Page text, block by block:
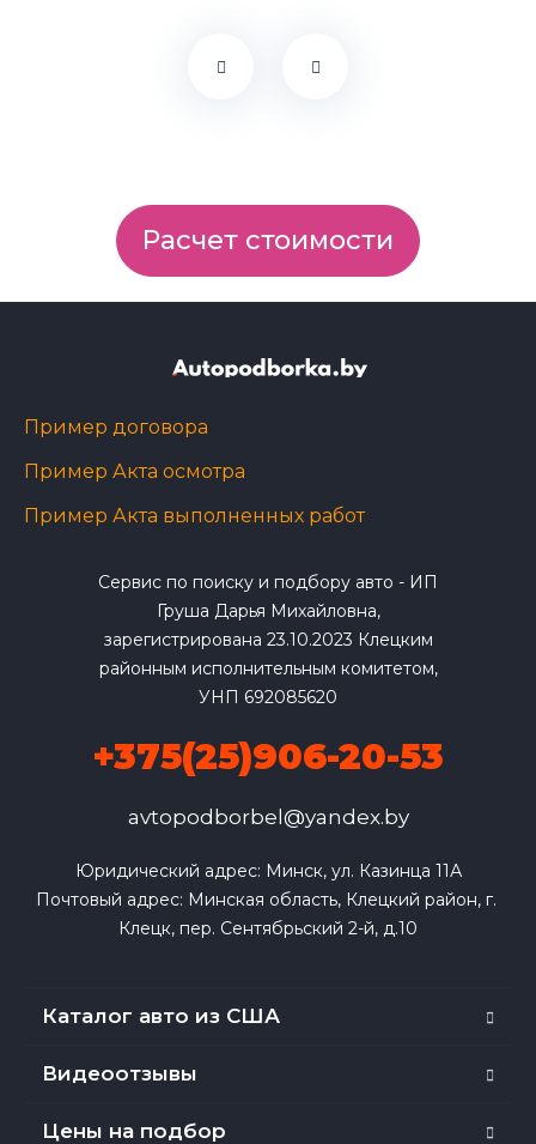
Расчет стоимости
Пример договора
Пример Акта осмотра
Пример Акта выполненных работ
Сервис по поиску и подбору авто - ИП
Груша Дарья Михайловна,
зарегистрирована 23.10.2023 Клецким
районным исполнительным комитетом,
УНП 692085620
+375(25)906-20-53
avtopodborbel@yandex.by
Юридический адрес: Минск, ул. Казинца 11А
Почтовый адрес: Минская область, Клецкий район, г.
Клецк, пер. Сентябрьский 2-й, д.10
Каталог авто из США
Видеоотзывы
Цены на подбор